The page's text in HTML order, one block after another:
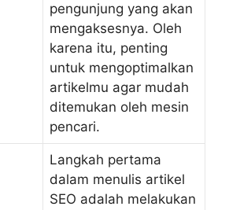
pengunjung yang akan
mengaksesnya. Oleh
karena itu, penting
untuk mengoptimalkan
artikelmu agar mudah
ditemukan oleh mesin
pencari.
Langkah pertama
dalam menulis artikel
SEO adalah melakukan